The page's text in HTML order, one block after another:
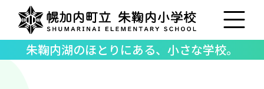
朱鞠内湖のほとりにある、小さな学校。